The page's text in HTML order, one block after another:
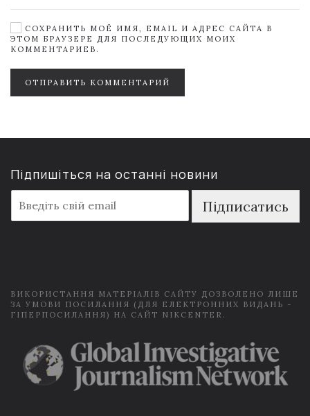
СОХРАНИТЬ МОЁ ИМЯ, EMAIL И АДРЕС САЙТА В
ЭТОМ БРАУЗЕРЕ ДЛЯ ПОСЛЕДУЮЩИХ МОИХ
КОММЕНТАРИЕВ.
ОТПРАВИТЬ КОММЕНТАРИЙ
Підпишіться на останні новини
m
a
Підписатись
ВИКОРИСТАННЯ МАТЕРІАЛІВ САЙТУ ДОЗВОЛЕНО ЛИШЕ
ЗА УМОВИ ПОСИЛАННЯ (ДЛЯ ЕЛЕКТРОННИХ ВИДАНЬ -
ГІПЕРПОСИЛАННЯ) НА САЙТ NIKCENTER.